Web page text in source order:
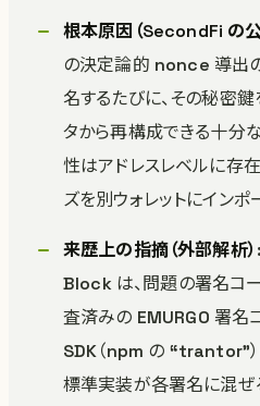
根本原因（SecondFi の公
の決定論的 nonce 導出
名するたびに、その秘密
タから再構成できる十分
性はアドレスレベルに存
ズを別ウォレットにイン
来歴上の指摘（外部解析）
Block は、問題の署名
査済みの EMURGO 署名
SDK（npm の “trantor”
標準実装が各署名に混